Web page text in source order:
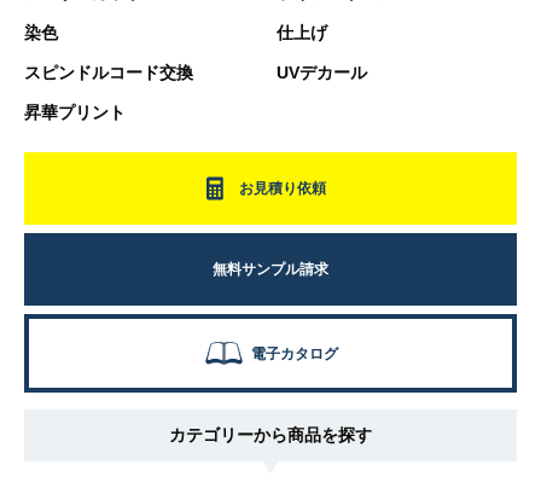
染色 仕上げ
スピンドルコード交換 UVデカール
昇華プリント
お見積り依頼
無料サンプル請求
電子カタログ
カテゴリーから商品を探す